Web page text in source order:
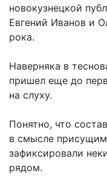
новокузнецкой
Евгений Иванов и
рока.
Наверняка в
пришел еще до
на слуху.
Понятно, что
в смысле присущим
зафиксировали
рядом.